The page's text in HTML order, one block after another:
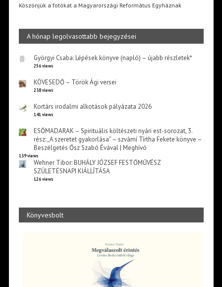
Köszönjük a fotókat a Magyarországi Református Egyháznak
A hónap legolvasottabb bejegyzései
Györgyi Csaba: Lépések könyve (napló) – újabb részletek*
256 views
KÖVESEDŐ – Török Ági versei
238 views
Kortárs irodalmi alkotások pályázata 2026
141 views
ESŐMADARAK – Spirituális költészeti nyári est-sorozat, 3.
rész: „A szeretet gyakorlása” – szvámí Tírtha Fekete könyve –
Beszélgetés Ősz Szabó Évával | Meghívó
139 views
Wehner Tibor: BUHÁLY JÓZSEF FESTŐMŰVÉSZ
SZÜLETÉSNAPI KIÁLLÍTÁSA
126 views
Könyvesbolt